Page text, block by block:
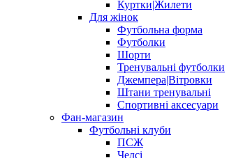
Куртки|Жилети
Для жінок
Футбольна форма
Футболки
Шорти
Тренувальні футболки
Джемпера|Вітровки
Штани тренувальні
Спортивні аксесуари
Фан-магазин
Футбольні клуби
ПСЖ
Челсі